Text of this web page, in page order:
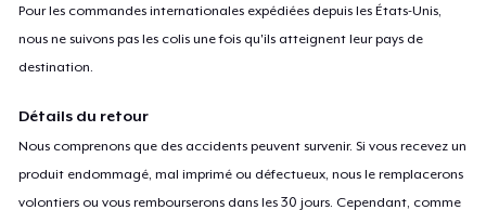
Pour les commandes internationales expédiées depuis les États-Unis,
nous ne suivons pas les colis une fois qu'ils atteignent leur pays de
destination.
Détails du retour
Nous comprenons que des accidents peuvent survenir. Si vous recevez un
produit endommagé, mal imprimé ou défectueux, nous le remplacerons
volontiers ou vous rembourserons dans les 30 jours. Cependant, comme